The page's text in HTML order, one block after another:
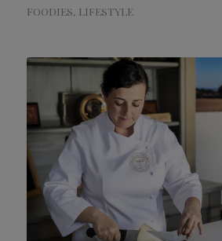
FOODIES, LIFESTYLE